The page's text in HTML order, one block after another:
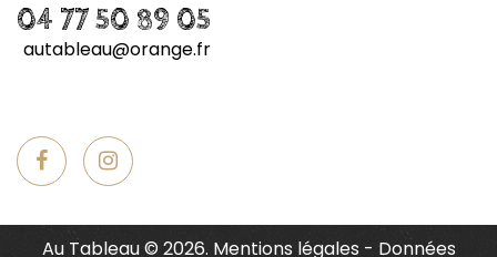
04 77 50 89 05
autableau@orange.fr
Au Tableau©2026. Mentions légales - Données